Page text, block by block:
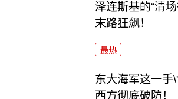
泽连斯基的“清
末路狂飙！
最热
东大海军这一手
西方彻底破防！